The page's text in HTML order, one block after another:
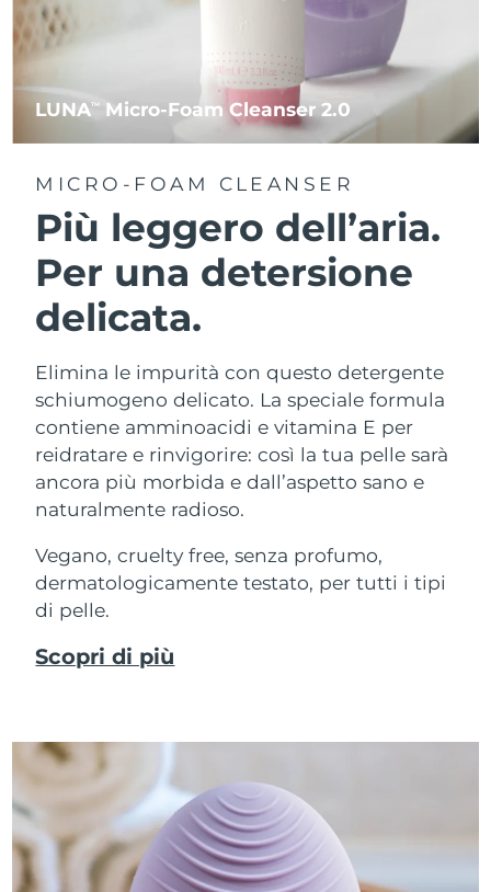
LUNATM Micro-Foam Cleanser 2.0
MICRO-FOAM CLEANSER
Più leggero dell’aria.
Per una detersione
delicata.
Elimina le impurità con questo detergente
schiumogeno delicato. La speciale formula
contiene amminoacidi e vitamina E per
reidratare e rinvigorire: così la tua pelle sarà
ancora più morbida e dall’aspetto sano e
naturalmente radioso.
Vegano, cruelty free, senza profumo,
dermatologicamente testato, per tutti i tipi
di pelle.
Scopri di più